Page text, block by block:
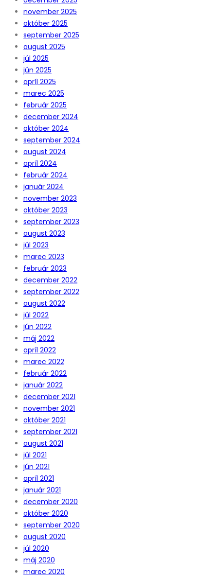
november 2025
október 2025
september 2025
august 2025
júl 2025
jún 2025
apríl 2025
marec 2025
február 2025
december 2024
október 2024
september 2024
august 2024
apríl 2024
február 2024
január 2024
november 2023
október 2023
september 2023
august 2023
júl 2023
marec 2023
február 2023
december 2022
september 2022
august 2022
júl 2022
jún 2022
máj 2022
apríl 2022
marec 2022
február 2022
január 2022
december 2021
november 2021
október 2021
september 2021
august 2021
júl 2021
jún 2021
apríl 2021
január 2021
december 2020
október 2020
september 2020
august 2020
júl 2020
máj 2020
marec 2020